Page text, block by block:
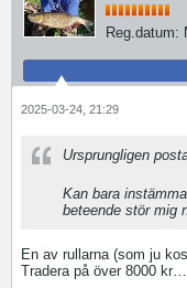
Reg.datum:
2025-03-24, 21:29
Ursprungligen
Kan bara
beteende stör mig
En av rullarna (som ju
Tradera på över 8000 kr…